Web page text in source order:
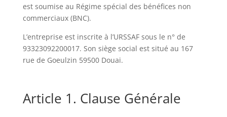
est soumise au Régime spécial des bénéfices non
commerciaux (BNC).
L’entreprise est inscrite à l’URSSAF sous le n° de
93323092200017. Son siège social est situé au 167
rue de Goeulzin 59500 Douai.
Article 1. Clause Générale